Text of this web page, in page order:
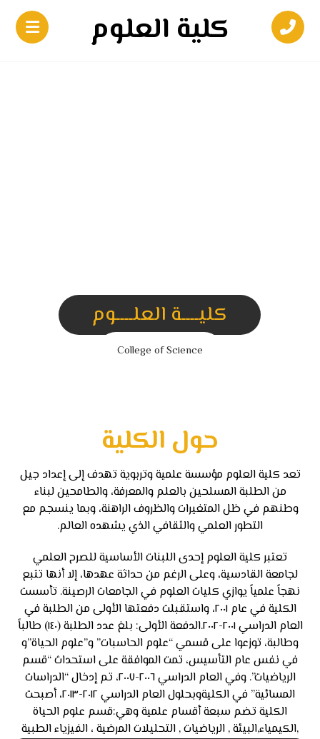
كلية العلوم
كليــــة العلــــوم
College of Science
حول الكلية
تعد كلية العلوم مؤسسة علمية وتربوية تهدف إلى إعداد جيل
من الطلبة المسلحين بالعلم والمعرفة، والطامحين لبناء
وطنهم في ظل المتغيرات والظروف الراهنة، وبما ينسجم مع
التطور العلمي والثقافي الذي يشهده العالم.
تعتبر كلية العلوم إحدى اللبنات الأساسية للصرح العلمي
لجامعة القادسية، وعلى الرغم من حداثة عهدها، إلا أنها تتبع
نهجاً علمياً يوازي كليات العلوم في الجامعات الرصينة. تأسست
الكلية في عام ٢٠٠١، واستقبلت دفعتها الأولى من الطلبة في
العام الدراسي ٢٠٠١-٢٠٠٢.الدفعة الأولى: بلغ عدد الطلبة (١٤٠) طالباً
وطالبة، توزعوا على قسمي “علوم الحاسبات” و”علوم الحياة”و
في نفس عام التأسيس، تمت الموافقة على استحداث “قسم
الرياضيات”. وفي العام الدراسي ٢٠٠٦-٢٠٠٧، تم إدخال “الدراسات
المسائية” في الكليةوبحلول العام الدراسي ٢٠١٢-٢٠١٣، أصبحت
الكلية تضم سبعة أقسام علمية وهي:قسم علوم الحياة
,الكيمياء,البيئة , الرياضيات , التحليلات المرضية ، الفيزياء الطبية